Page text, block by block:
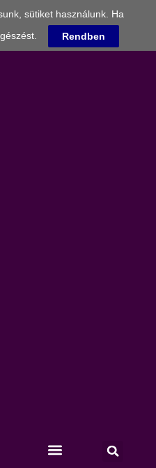
sütiket használunk. Ha
Rendben